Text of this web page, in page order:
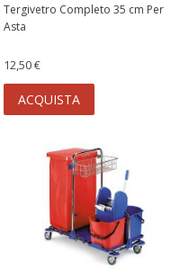
Tergivetro Completo 35 cm Per
Asta
12,50 €
ACQUISTA